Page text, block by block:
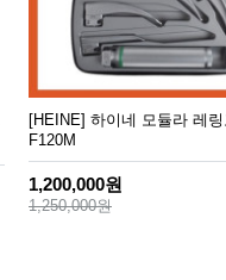
[HEINE] 하이네 모듈라 레
F120M
1,200,000원
1,250,000원